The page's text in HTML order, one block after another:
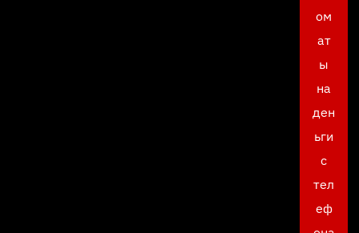
ом
ат
ы
на
ден
ьги
с
тел
еф